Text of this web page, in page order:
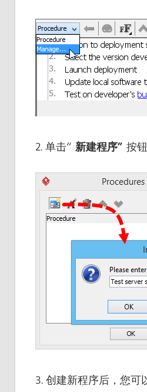
2. 单击“ 新建程序”按钮
3. 创建新程序后，您可